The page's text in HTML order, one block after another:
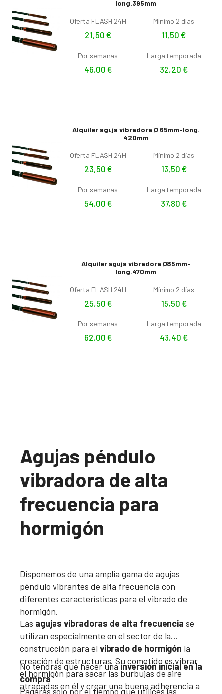
long.395mm
Oferta FLASH 24H
21,50 €
Mínimo 2 días
11,50 €
Por semanas
46,00 €
Larga temporada
32,20 €
Alquiler aguja vibradora Ø 65mm-long.
420mm
Oferta FLASH 24H
23,50 €
Mínimo 2 días
13,50 €
Por semanas
54,00 €
Larga temporada
37,80 €
Alquiler aguja vibradora Ø85mm-
long.470mm
Oferta FLASH 24H
25,50 €
Mínimo 2 días
15,50 €
Por semanas
62,00 €
Larga temporada
43,40 €
Agujas péndulo
vibradora de alta
frecuencia para
hormigón
Disponemos de una amplia gama de agujas
péndulo vibrantes de alta frecuencia con
diferentes características para el vibrado de
hormigón.
Las agujas vibradoras de alta frecuencia se
utilizan especialmente en el sector de la
construcción para el vibrado de hormigón la
creación de estructuras. Su cometido es vibrar
el hormigón para sacar las burbujas de aire
atrapadas en él y crear una buena adherencia a
No tendrás que hacer unainversión inicial en la
compra
Pagarás solo por el tiempo que utilices las